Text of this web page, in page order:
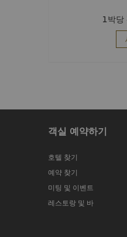
1박당
객실 예약하기
호텔 찾기
예약 찾기
미팅 및 이벤트
레스토랑 및 바